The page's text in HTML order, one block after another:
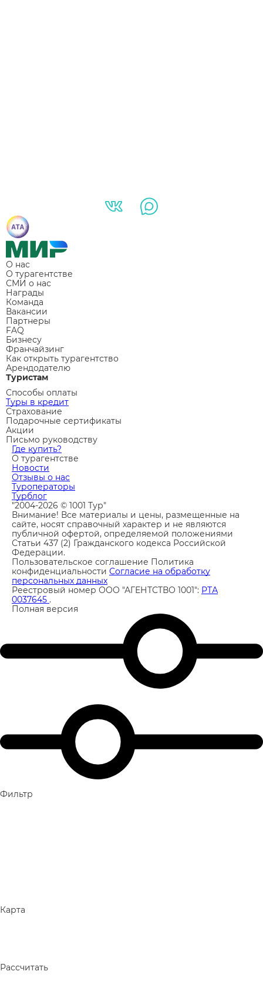
О нас
О турагентстве
СМИ о нас
Награды
Команда
Вакансии
Партнеры
FAQ
Бизнесу
Франчайзинг
Как открыть турагентство
Арендодателю
Туристам
Способы оплаты
Туры в кредит
Страхование
Подарочные сертификаты
Акции
Письмо руководству
Где купить?
О турагентстве
Новости
Отзывы о нас
Туроператоры
Турблог
"2004-2026 © 1001 Тур"
Внимание! Все материалы и цены, размещенные на
сайте, носят справочный характер и не являются
публичной офертой, определяемой положениями
Статьи 437 (2) Гражданского кодекса Российской
Федерации.
Пользовательское соглашение Политика
конфиденциальности Согласие на обработку
персональных данных
Реестровый номер ООО "АГЕНТСТВО 1001": РТА
0037645 .
Полная версия
Фильтр
Карта
Рассчитать